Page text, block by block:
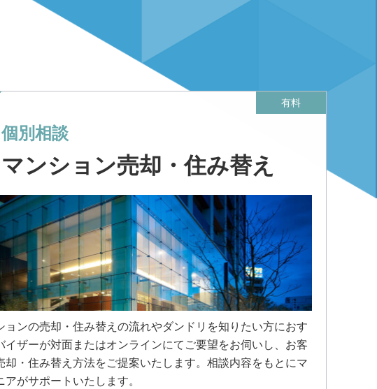
有料
個別相談
マンション売却・住み替え
ョンの売却・住み替えの流れやダンドリを知りたい方におす
イザーが対面またはオンラインにてご要望をお伺いし、お客
却・住み替え方法をご提案いたします。相談内容をもとにマ
アがサポートいたします。